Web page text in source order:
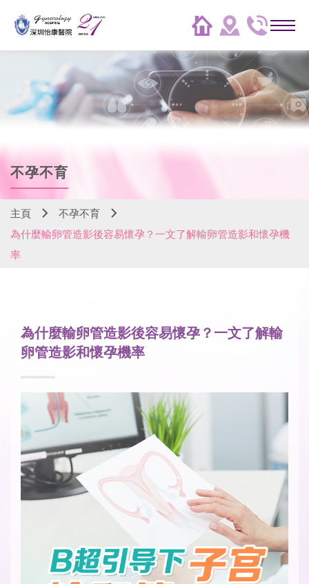
不孕不育
主頁
不孕不育
為什麼輸卵管造影後容易懷孕？一文了解輸卵管造影和懷孕機
率
為什麼輸卵管造影後容易懷孕？一文了解輸
卵管造影和懷孕機率